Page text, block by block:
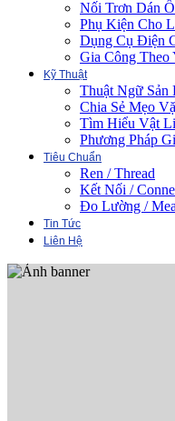
Nối Trơn Dán
Phụ Kiện Cho
Dụng Cụ Điện
Gia Công Theo
Kỹ Thuật
Thuật Ngữ Sản
Chia Sẻ Mẹo
Tìm Hiểu Vật
Phương Pháp
Tiêu Chuẩn
Ren / Thread
Kết Nối /
Đo Lường /
Tin Tức
Liên Hệ